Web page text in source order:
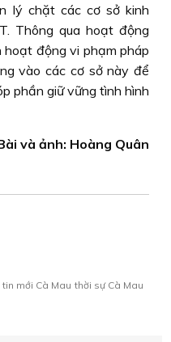
lý chặt các cơ sở kinh
Thông qua hoạt động
động vi phạm pháp
vào các cơ sở này để
phần giữ vững tình hình
và ảnh: Hoàng Quân
tin mới Cà Mau thời sự Cà Mau